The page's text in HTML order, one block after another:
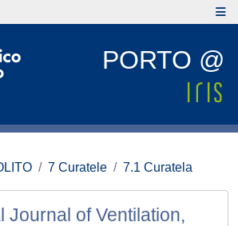
PORTO @
7 Curatele 7.1 Curatela
Journal of Ventilation,